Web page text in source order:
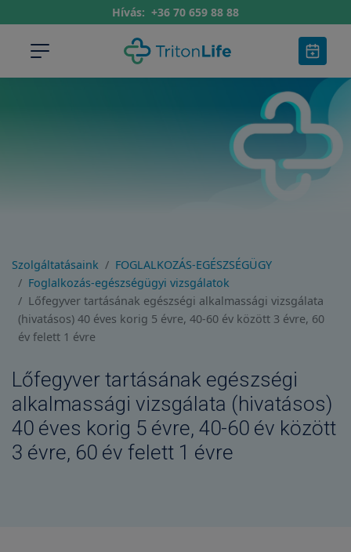
Hívás: +36 70 659 88 88
Szolgáltatásaink
FOGLALKOZÁS-EGÉSZSÉGÜGY
Foglalkozás-egészségügyi vizsgálatok
Lőfegyver tartásának egészségi alkalmassági vizsgálata
(hivatásos) 40 éves korig 5 évre, 40-60 év között 3 évre, 60
év felett 1 évre
Lőfegyver tartásának egészségi
alkalmassági vizsgálata (hivatásos)
40 éves korig 5 évre, 40-60 év között
3 évre, 60 év felett 1 évre